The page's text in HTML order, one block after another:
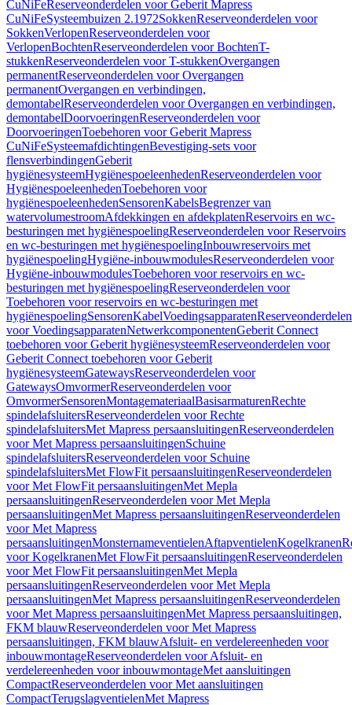
CuNiFeReserveonderdelen voor Geberit Mapress
CuNiFeSysteembuizen 2.1972SokkenReserveonderdelen voor
SokkenVerlopenReserveonderdelen voor
VerlopenBochtenReserveonderdelen voor BochtenT-
stukkenReserveonderdelen voor T-stukkenOvergangen
permanentReserveonderdelen voor Overgangen
permanentOvergangen en verbindingen,
demontabelReserveonderdelen voor Overgangen en verbindingen,
demontabelDoorvoeringenReserveonderdelen voor
DoorvoeringenToebehoren voor Geberit Mapress
CuNiFeSysteemafdichtingenBevestiging-sets voor
flensverbindingenGeberit
hygiënesysteemHygiënespoeleenhedenReserveonderdelen voor
HygiënespoeleenhedenToebehoren voor
hygiënespoeleenhedenSensorenKabelsBegrenzer van
watervolumestroomAfdekkingen en afdekplatenReservoirs en wc-
besturingen met hygiënespoelingReserveonderdelen voor Reservoirs
en wc-besturingen met hygiënespoelingInbouwreservoirs met
hygiënespoelingHygiëne-inbouwmodulesReserveonderdelen voor
Hygiëne-inbouwmodulesToebehoren voor reservoirs en wc-
besturingen met hygiënespoelingReserveonderdelen voor
Toebehoren voor reservoirs en wc-besturingen met
hygiënespoelingSensorenKabelVoedingsapparatenReserveonderdelen
voor VoedingsapparatenNetwerkcomponentenGeberit Connect
toebehoren voor Geberit hygiënesysteemReserveonderdelen voor
Geberit Connect toebehoren voor Geberit
hygiënesysteemGatewaysReserveonderdelen voor
GatewaysOmvormerReserveonderdelen voor
OmvormerSensorenMontagemateriaalBasisarmaturenRechte
spindelafsluitersReserveonderdelen voor Rechte
spindelafsluitersMet Mapress persaansluitingenReserveonderdelen
voor Met Mapress persaansluitingenSchuine
spindelafsluitersReserveonderdelen voor Schuine
spindelafsluitersMet FlowFit persaansluitingenReserveonderdelen
voor Met FlowFit persaansluitingenMet Mepla
persaansluitingenReserveonderdelen voor Met Mepla
persaansluitingenMet Mapress persaansluitingenReserveonderdelen
voor Met Mapress
persaansluitingenMonsternameventielenAftapventielenKogelkranen
voor KogelkranenMet FlowFit persaansluitingenReserveonderdelen
voor Met FlowFit persaansluitingenMet Mepla
persaansluitingenReserveonderdelen voor Met Mepla
persaansluitingenMet Mapress persaansluitingenReserveonderdelen
voor Met Mapress persaansluitingenMet Mapress persaansluitingen,
FKM blauwReserveonderdelen voor Met Mapress
persaansluitingen, FKM blauwAfsluit- en verdelereenheden voor
inbouwmontageReserveonderdelen voor Afsluit- en
verdelereenheden voor inbouwmontageMet aansluitingen
CompactReserveonderdelen voor Met aansluitingen
CompactTerugslagventielenMet Mapress